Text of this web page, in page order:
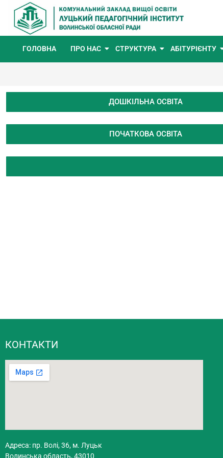
ГОЛОВНА ПРО НАС СТРУКТУРА АБІТУРІЄНТУ
ДОШКІЛЬНА ОСВІТА
ПОЧАТКОВА ОСВІТА
КОНТАКТИ
Адреса: пр. Волі, 36, м. Луцьк
Волинська область, 43010